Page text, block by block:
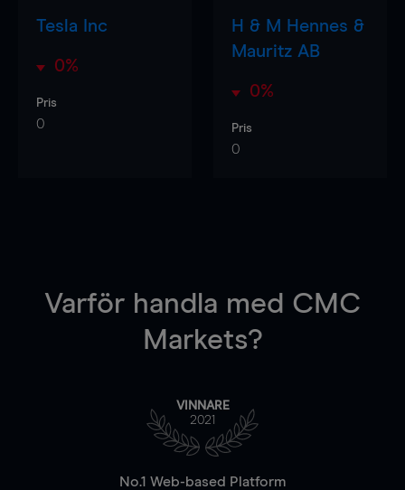
Tesla Inc
0%
Pris
0
H & M Hennes &
Mauritz AB
0%
Pris
0
Varför handla med CMC
Markets?
VINNARE
2021
No.1 Web-based Platform